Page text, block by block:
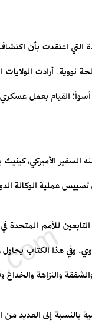
التي اعتقدت بأن
نووية. أرادت
القيام بعمل
السفير الأميركي،
عملية الوكالة
للأمم المتحدة
وفي هذا الكتاب
والنزاهة
بالنسبة إلى العديد